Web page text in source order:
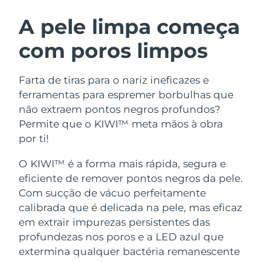
A pele limpa começa
com poros limpos
Farta de tiras para o nariz ineficazes e
ferramentas para espremer borbulhas que
não extraem pontos negros profundos?
Permite que o KIWI™ meta mãos à obra
por ti!
O KIWI™ é a forma mais rápida, segura e
eficiente de remover pontos negros da pele.
Com sucção de vácuo perfeitamente
calibrada que é delicada na pele, mas eficaz
em extrair impurezas persistentes das
profundezas nos poros e a LED azul que
extermina qualquer bactéria remanescente
LUNA™ 4 kit
Anti-aging massage
Massage, LED heating
LUNA™ 4 Men
For men, anti-aging massage
BEAR™ 2 kit
Microcurrent toning
Microcurrent toning on-the-go
BEAR™ 2 eyes & lips
Microcurrent line smoothing device
Hidratação
UFO™ 3 kit
Deep facial hydration
UFO™ 3 LED
Near-infrared and red light therapy
device
issa™ 4
Hybrid silicone sonic toothbrush
issa™ 4 plus
Smart hybrid silicone sonic toothbrush
TRATAMENTO ANTIENVELHECIMENTO
FAQ™
Antienvelhecimento Tratamentos LED
NEW
Áustria
Barein Entrega prevista
Bélgica
Bermudas Entrega prevista8/17/26
Bósnia e
Herzegovina
Brunei Entrega prevista8/16/26
Bulgária Entrega prevista
Canadá Entrega prevista
Chile Entrega prevista8/15/26